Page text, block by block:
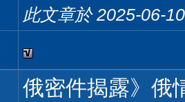
此文章於 2025-06-
俄密件揭露》俄